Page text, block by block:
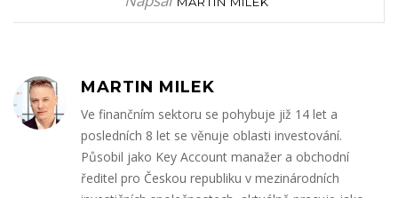
MARTIN MILEK
Ve finančním sektoru se pohybuje již 14 let a
posledních 8 let se věnuje oblasti investování.
Působil jako Key Account manažer a obchodní
ředitel pro Českou republiku v mezinárodních